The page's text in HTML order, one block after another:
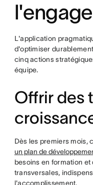
L'application
d'optimiser
cinq actions
équipe.
Offrir des
Dès les premiers mois,
un plan de
besoins en formation
transversales,
l'accomplissement.